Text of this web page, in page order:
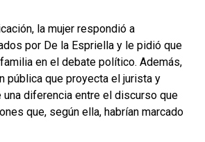
la mujer respondió a
por De la Espriella y le pidió que
en el debate político. Además,
pública que proyecta el jurista y
diferencia entre el discurso que
que, según ella, habrían marcado